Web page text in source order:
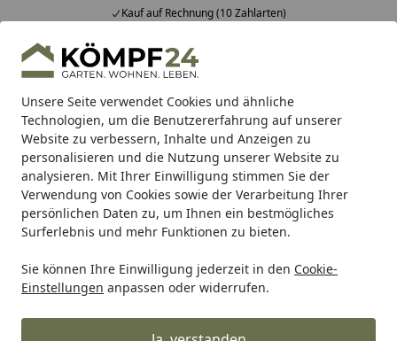
Unsere Seite verwendet Cookies und ähnliche
Technologien, um die Benutzererfahrung auf unserer
Website zu verbessern, Inhalte und Anzeigen zu
personalisieren und die Nutzung unserer Website zu
analysieren. Mit Ihrer Einwilligung stimmen Sie der
Verwendung von Cookies sowie der Verarbeitung Ihrer
persönlichen Daten zu, um Ihnen ein bestmögliches
Surferlebnis und mehr Funktionen zu bieten.
Sie können Ihre Einwilligung jederzeit in den Cookie-
Einstellungen anpassen oder widerrufen.
Kauf auf Rechnung (10 Zahlarten)
Alle Produkte
Mein Konto
Suchen
Startseite
Ratgeber: So finden Sie das richtige Saunasteuergerät
Ratgeber: So finden Sie das richtige
Saunasteuergerät
Erstellt am: 18.02.2022
Jeder Saunabesitzer wird sich vor dem Kauf Gedanken
über den Saunaofen machen. Dabei vergessen viele,
dass später das Steuergerät eine ebenso wichtige Rolle